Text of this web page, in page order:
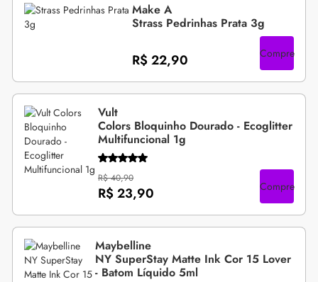
Make A
Strass Pedrinhas Prata 3g
R$ 22,90 Compre
Vult
Colors Bloquinho Dourado - Ecoglitter
Multifuncional 1g
R$ 40,90
R$ 23,90 Compre
Maybelline
NY SuperStay Matte Ink Cor 15 Lover
- Batom Líquido 5ml